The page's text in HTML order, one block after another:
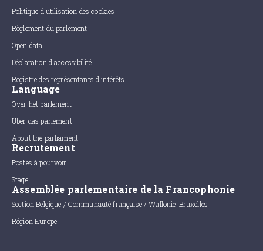
Politique d'utilisation des cookies
Règlement du parlement
Open data
Déclaration d'accessibilité
Registre des représentants d'intérêts
Language
Over het parlement
Uber das parlement
About the parliament
Recrutement
Postes à pourvoir
Stage
Assemblée parlementaire de la Francophonie
Section Belgique / Communauté française / Wallonie-Bruxelles
Région Europe